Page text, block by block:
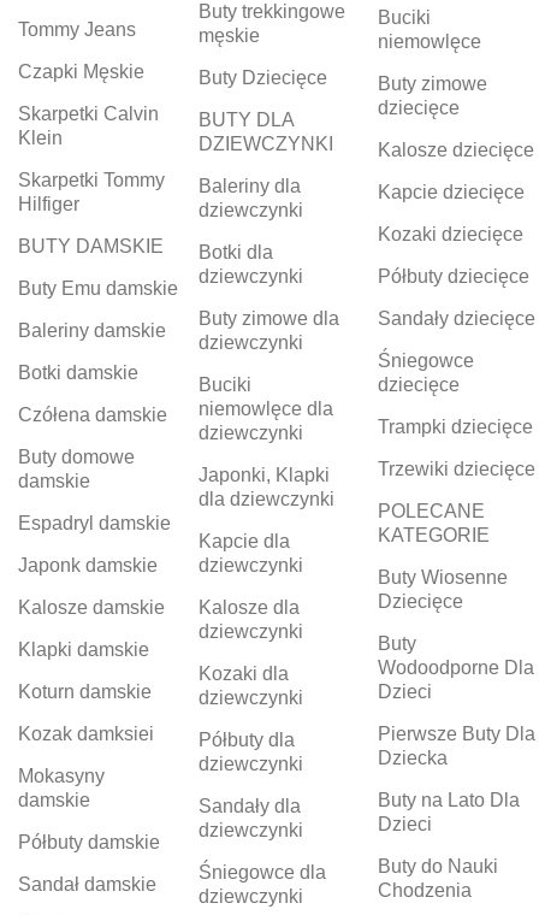
Tommy Jeans
Czapki Męskie
Skarpetki Calvin
Klein
Skarpetki Tommy
Hilfiger
BUTY DAMSKIE
Buty Emu damskie
Baleriny damskie
Botki damskie
Czółena damskie
Buty domowe
damskie
Espadryl damskie
Japonk damskie
Kalosze damskie
Klapki damskie
Koturn damskie
Kozak damksiei
Mokasyny
damskie
Półbuty damskie
Sandał damskie
Buty trekkingowe
męskie
Buty Dziecięce
BUTY DLA
DZIEWCZYNKI
Baleriny dla
dziewczynki
Botki dla
dziewczynki
Buty zimowe dla
dziewczynki
Buciki
niemowlęce dla
dziewczynki
Japonki, Klapki
dla dziewczynki
Kapcie dla
dziewczynki
Kalosze dla
dziewczynki
Kozaki dla
dziewczynki
Półbuty dla
dziewczynki
Sandały dla
dziewczynki
Śniegowce dla
dziewczynki
Buciki
niemowlęce
Buty zimowe
dziecięce
Kalosze dziecięce
Kapcie dziecięce
Kozaki dziecięce
Półbuty dziecięce
Sandały dziecięce
Śniegowce
dziecięce
Trampki dziecięce
Trzewiki dziecięce
POLECANE
KATEGORIE
Buty Wiosenne
Dziecięce
Buty
Wodoodporne Dla
Dzieci
Pierwsze Buty Dla
Dziecka
Buty na Lato Dla
Dzieci
Buty do Nauki
Chodzenia